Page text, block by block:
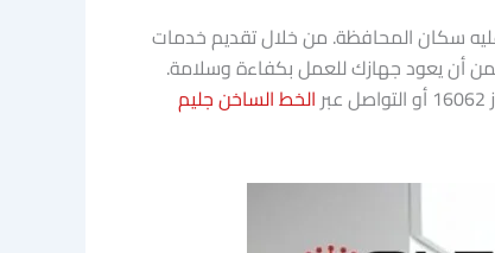
عليه سكان المحافظة. من خلال تقديم خدمات
أن يعود جهازك للعمل بكفاءة وسلامة.
الخط الساخن جليم